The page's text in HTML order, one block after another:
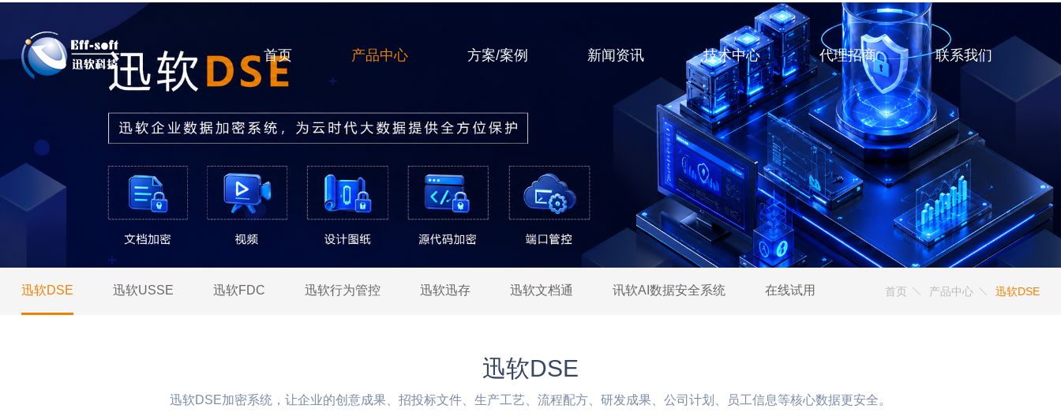
首页 产品中心 方案/案例 新闻资讯 技术中心 代理招商 联系我们
迅软DSE 迅软USSE 迅软FDC 迅软行为管控 迅软迅存 迅软文档通 讯软AI数据安全系统 在线试用 首页 产品中心 迅软DSE
迅软DSE
迅软DSE加密系统，让企业的创意成果、招投标文件、生产工艺、流程配方、研发成果、公司计划、员工信息等核心数据更安全。